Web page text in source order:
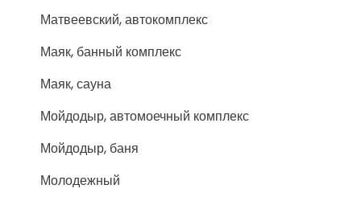
Матвеевский, автокомплекс
Маяк, банный комплекс
Маяк, сауна
Мойдодыр, автомоечный комплекс
Мойдодыр, баня
Молодежный